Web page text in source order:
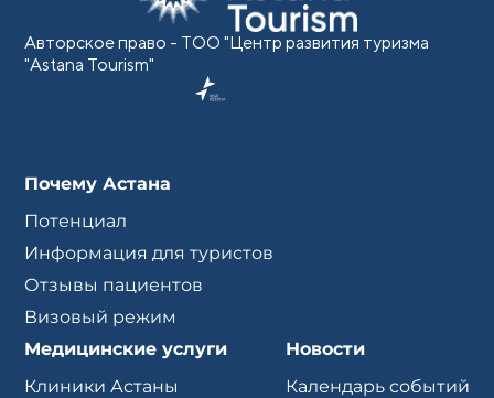
Авторское право - ТОО "Центр развития туризма
"Astana Tourism"
Почему Астана
Потенциал
Информация для туристов
Отзывы пациентов
Визовый режим
Медицинские услуги
Клиники Астаны
Новости
Календарь событий